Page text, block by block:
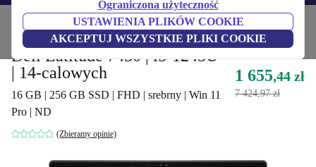
Ograniczona użyteczność
USTAWIENIA PLIKÓW COOKIE
AKCEPTUJ WSZYSTKIE PLIKI COOKIE
Produkty Laptopy Laptopy Dell
Dell Latitude 7430 | i5-1245U
| 14-calowych
16 GB | 256 GB SSD | FHD | srebrny | Win 11
Pro | ND
(Zbieramy opinie)
1 655,44 zł
7 424,97 zł